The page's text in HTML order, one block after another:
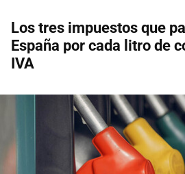
Los tres impuestos que
España por cada litro de
IVA